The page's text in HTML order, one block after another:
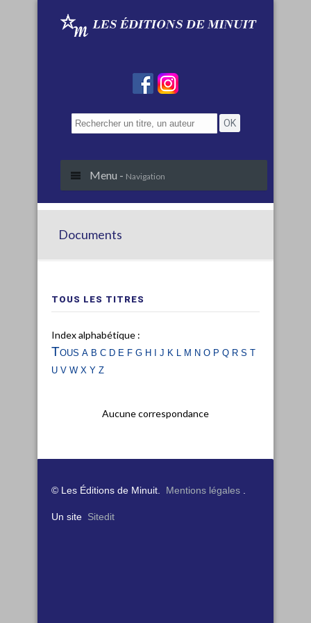
Menu - Navigation
Documents
TOUS LES TITRES
Index alphabétique :
Tous a b c d e fg h i j k l m no p q rs t
uvwx yz
Aucune correspondance
© Les Éditions de Minuit. Mentions légales
Un site Sitedit